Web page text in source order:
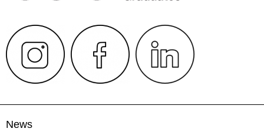
News